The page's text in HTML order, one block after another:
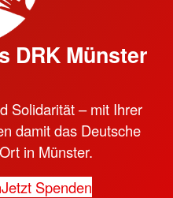
DRK Münster
Solidarität – mit Ihrer
damit das Deutsche
in Münster.
Jetzt Spenden